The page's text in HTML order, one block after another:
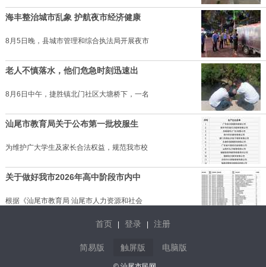
海丰整治城市乱象 护航夜市经济健康
8月5日晚，县城市管理和综合执法局开展夜市
老人不慎落水，他们危急时刻迅速出
8月6日中午，捷胜镇北门社区大塘桥下，一名
汕尾市教育局关于公布第一批校服生
为维护广大学生及家长合法权益，规范我市校
关于做好我市2026年高中阶段市内中
根据《汕尾市教育局 汕尾市人力资源和社会
纵身一跃显担当 陆丰市西南镇村民王
近日，西南镇石艮村一名3岁女童在河边
首页 登录 注册
简易版 触屏版 电脑版